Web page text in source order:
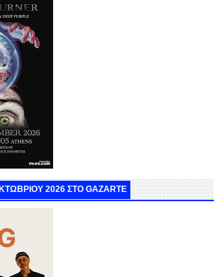
2026 ΣΤΟ GAZARTE